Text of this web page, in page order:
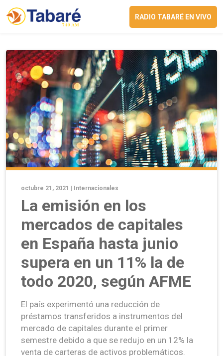
RADIO TABARÉ EN VIVO
octubre 21, 2021 | Internacionales
La emisión en los
mercados de capitales
en España hasta junio
supera en un 11% la de
todo 2020, según AFME
El país experimentó una reducción de
préstamos transferidos a instrumentos del
mercado de capitales durante el primer
semestre debido a que se redujo en un 12% la
venta de carteras de activos problemáticos.